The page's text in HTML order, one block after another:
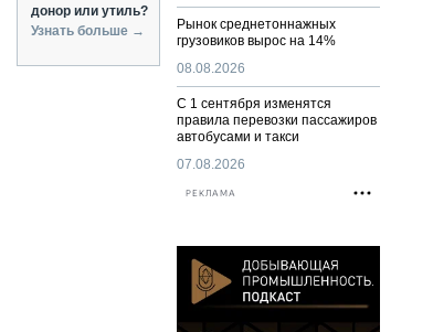
донор или утиль?
Узнать больше →
Рынок среднетоннажных
грузовиков вырос на 14%
08.08.2026
С 1 сентября изменятся
правила перевозки пассажиров
автобусами и такси
07.08.2026
РЕКЛАМА